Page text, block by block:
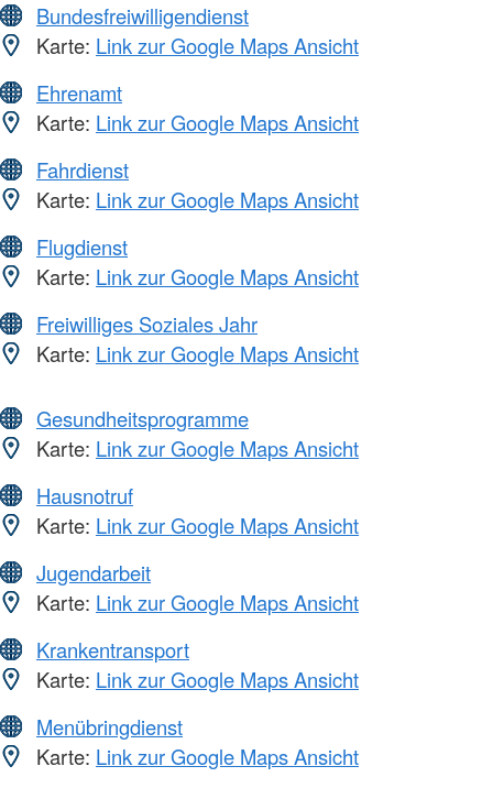
Bundesfreiwilligendienst
Karte: Link zur Google Maps Ansicht
Ehrenamt
Karte: Link zur Google Maps Ansicht
Fahrdienst
Karte: Link zur Google Maps Ansicht
Flugdienst
Karte: Link zur Google Maps Ansicht
Freiwilliges Soziales Jahr
Karte: Link zur Google Maps Ansicht
Gesundheitsprogramme
Karte: Link zur Google Maps Ansicht
Hausnotruf
Karte: Link zur Google Maps Ansicht
Jugendarbeit
Karte: Link zur Google Maps Ansicht
Krankentransport
Karte: Link zur Google Maps Ansicht
Menübringdienst
Karte: Link zur Google Maps Ansicht